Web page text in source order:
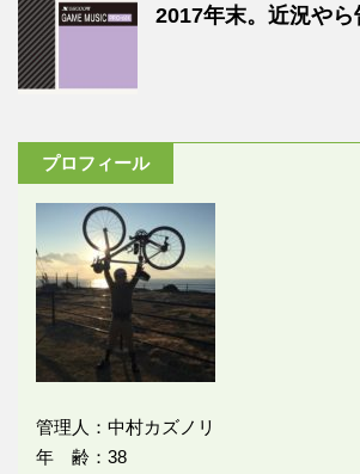
2017年末。近況やら
プロフィール
管理人：中村カズノリ
年 齢：38